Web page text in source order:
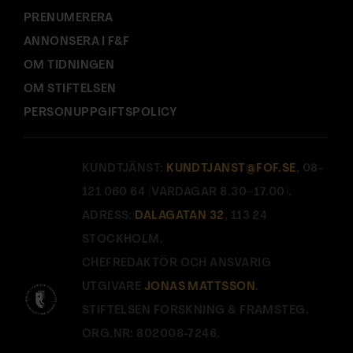
PRENUMERERA
ANNONSERA I F&F
OM TIDNINGEN
OM STIFTELSEN
PERSONUPPGIFTSPOLICY
KUNDTJÄNST: KUNDTJANST@FOF.SE , 08-
121 060 64 (VARDAGAR 8.30–17.00).
ADRESS: DALAGATAN 32 , 113 24
STOCKHOLM.
CHEFREDAKTÖR OCH ANSVARIG
UTGIVARE JONAS MATTSSON .
STIFTELSEN FORSKNING & FRAMSTEG.
ORG.NR: 802008-7246.